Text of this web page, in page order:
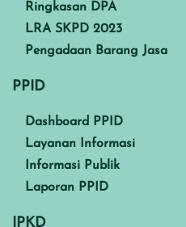
Ringkasan DPA
LRA SKPD 2023
Pengadaan Barang Jasa
PPID
Dashboard PPID
Layanan Informasi
Informasi Publik
Laporan PPID
IPKD